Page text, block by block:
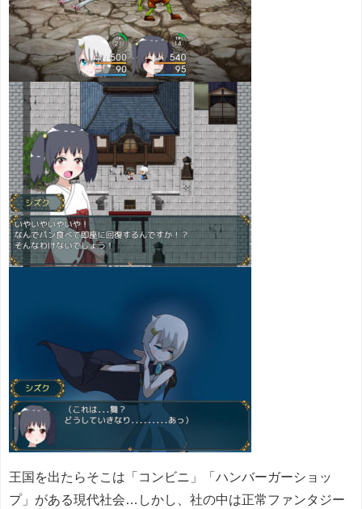
王国を出たらそこは「コンビニ」「ハンバーガーショッ
プ」がある現代社会…しかし、社の中は正常ファンタジー